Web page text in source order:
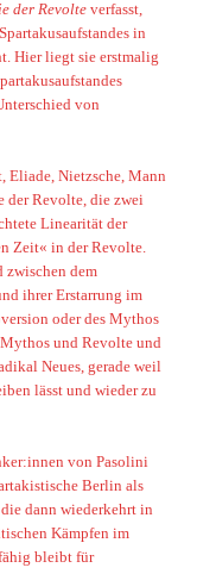
der Revolte verfasst,
in
Hier liegt sie erstmalig
von
Eliade, Nietzsche, Mann
der Revolte, die zwei
Linearität der
Zeit« in der Revolte.
zwischen dem
ihrer Erstarrung im
oder des Mythos
und Revolte und
Neues, gerade weil
lässt und wieder zu
von Pasolini
Berlin als
dann wiederkehrt in
Kämpfen im
bleibt für